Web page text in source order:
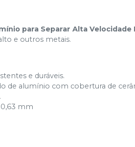
para Separar Alta Velocidade
e outros metais.
e duráveis.
de alumínio com cobertura de
mm